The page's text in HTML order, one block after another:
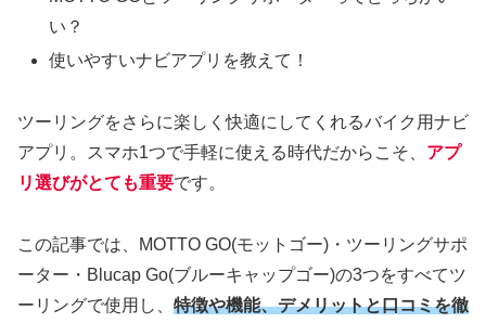
い？
使いやすいナビアプリを教えて！
ツーリングをさらに楽しく快適にしてくれるバイク用ナビ
アプリ。スマホ1つで手軽に使える時代だからこそ、 アプ
リ選びがとても重要です。
この記事では、MOTTO GO(モットゴー)・ツーリングサポ
ーター・Blucap Go(ブルーキャップゴー)の3つをすべてツ
ーリングで使用し、 特徴や機能、デメリットと口コミを徹